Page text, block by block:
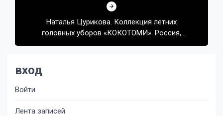
Наталья Цурикова. Коллекция летних
головных уборов «КОКОТОМИ». Россия,
Красноярск
вход
Войти
Лента записей